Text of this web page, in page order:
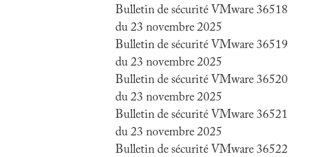
Bulletin de sécurité VMware 36518
du 23 novembre 2025
Bulletin de sécurité VMware 36519
du 23 novembre 2025
Bulletin de sécurité VMware 36520
du 23 novembre 2025
Bulletin de sécurité VMware 36521
du 23 novembre 2025
Bulletin de sécurité VMware 36522